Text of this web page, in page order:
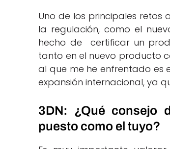
Uno de los principales retos
la regulación, como el
hecho de certificar un
tanto en el nuevo producto
al que me he enfrentado es
expansión internacional, ya
3DN: ¿Qué consejo
puesto como el tuyo?